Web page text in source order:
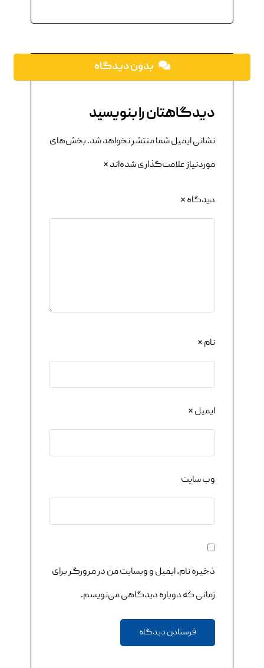
بدون دیدگاه
دیدگاهتان را بنویسید
نشانی ایمیل شما منتشر نخواهد شد.بخش‌های
موردنیاز علامت‌گذاری شده‌اند*
دیدگاه*
نام*
ایمیل*
وب‌ سایت
ذخیره نام، ایمیل و وبسایت من در مرورگر برای
زمانی که دوباره دیدگاهی می‌نویسم.
فرستادن دیدگاه